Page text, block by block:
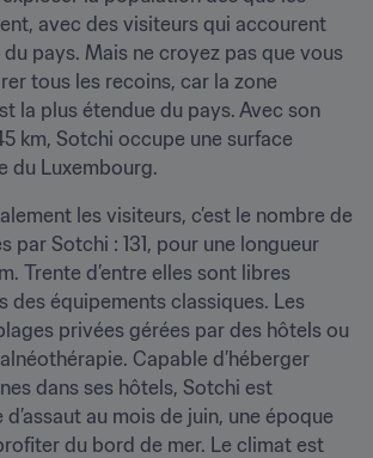
avec des visiteurs qui accourent
pays. Mais ne croyez pas que vous
tous les recoins, car la zone
la plus étendue du pays. Avec son
km, Sotchi occupe une surface
du Luxembourg.
les visiteurs, c’est le nombre de
par Sotchi : 131, pour une longueur
Trente d’entre elles sont libres
des équipements classiques. Les
privées gérées par des hôtels ou
Capable d’héberger
dans ses hôtels, Sotchi est
au mois de juin, une époque
du bord de mer. Le climat est